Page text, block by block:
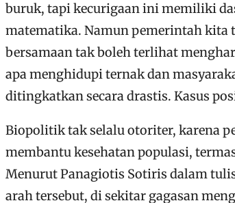
buruk, tapi kecurigaan ini memiliki
matematika. Namun pemerintah kita
bersamaan tak boleh terlihat
apa menghidupi ternak dan
ditingkatkan secara drastis. Kasus
Biopolitik tak selalu otoriter, karena
membantu kesehatan populasi,
Menurut Panagiotis Sotiris dalam
arah tersebut, di sekitar gagasan